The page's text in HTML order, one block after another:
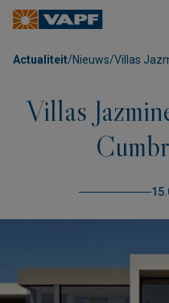
Actualiteit/Nieuws/Villas
Villas